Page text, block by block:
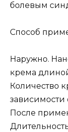
болевым
Способ
Наружно.
крема длиной
Количество
зависимости
После